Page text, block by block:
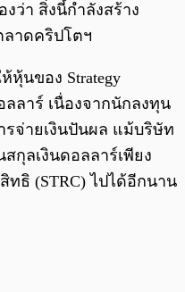
ว่า สิ่งนี้กำลังสร้าง
าดคริปโตฯ
หุ้นของ Strategy
ลลาร์ เนื่องจากนักลงทุน
รจ่ายเงินปันผล แม้บริษัท
สกุลเงินดอลลาร์เพียง
ธิ (STRC) ไปได้อีกนาน